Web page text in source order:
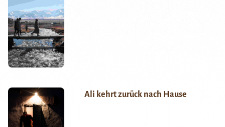
Ali kehrt zurück nach Hause